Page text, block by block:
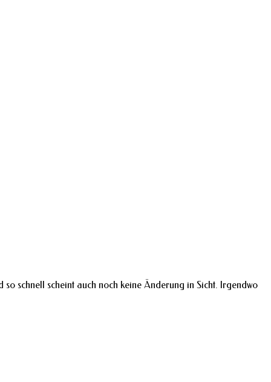
schnell scheint auch noch keine Änderung in Sicht. Irgendwo